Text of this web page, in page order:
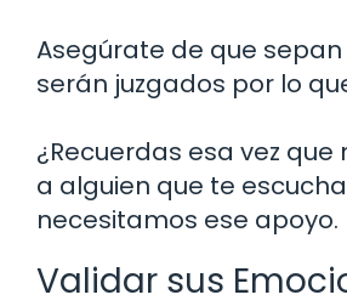
Asegúrate de que
serán juzgados por lo
¿Recuerdas esa vez
a alguien que te
necesitamos ese apoyo.
Validar sus